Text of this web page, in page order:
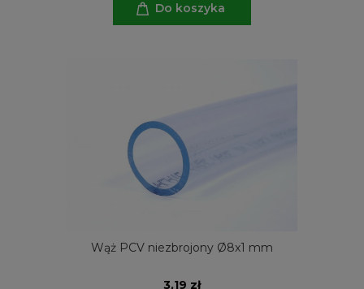
Do koszyka
Wąż PCV niezbrojony Ø8x1 mm
3,19 zł